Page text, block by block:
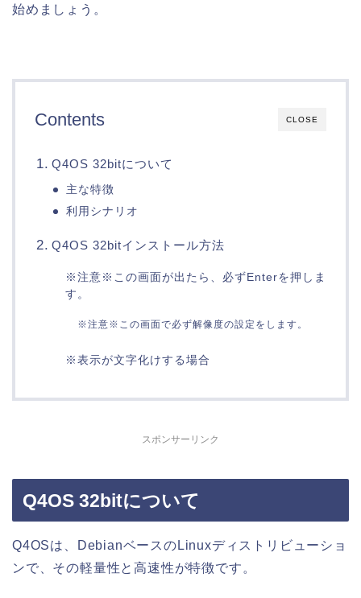
始めましょう。
CLOSE
Contents
Q4OS 32bitについて
主な特徴
利用シナリオ
Q4OS 32bitインストール方法
※注意※この画面が出たら、必ずEnterを押しま
す。
※注意※この画面で必ず解像度の設定をします。
※表示が文字化けする場合
スポンサーリンク
Q4OS 32bitについて
Q4OSは、DebianベースのLinuxディストリビューショ
ンで、その軽量性と高速性が特徴です。